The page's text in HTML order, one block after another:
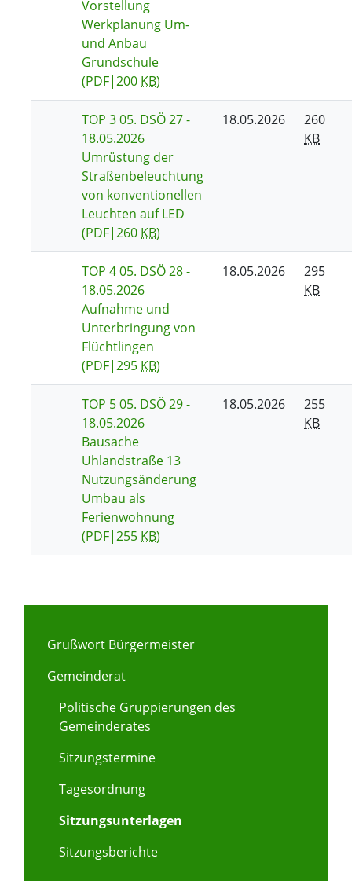
Vorstellung
Werkplanung Um-
und Anbau
Grundschule
(PDF|200 KB)
TOP 3 05. DSÖ 27 -
18.05.2026
Umrüstung der
Straßenbeleuchtung
von konventionellen
Leuchten auf LED
(PDF|260 KB)
18.05.2026
260
KB
TOP 4 05. DSÖ 28 -
18.05.2026
Aufnahme und
Unterbringung von
Flüchtlingen
(PDF|295 KB)
18.05.2026
295
KB
TOP 5 05. DSÖ 29 -
18.05.2026
Bausache
Uhlandstraße 13
Nutzungsänderung
Umbau als
Ferienwohnung
(PDF|255 KB)
18.05.2026
255
KB
Grußwort Bürgermeister
Gemeinderat
Politische Gruppierungen des
Gemeinderates
Sitzungstermine
Tagesordnung
Sitzungsunterlagen
Sitzungsberichte